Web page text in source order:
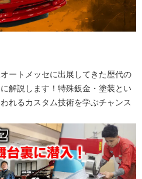
ートメッセに出展してきた歴代の
解説します！特殊鈑金・塗装とい
れるカスタム技術を学ぶチャンス